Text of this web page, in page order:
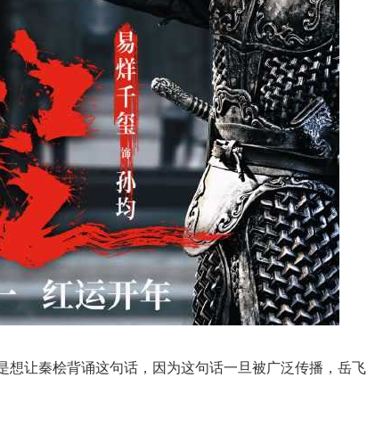
让秦桧背诵这句话，因为这句话一旦被广泛传播，岳飞